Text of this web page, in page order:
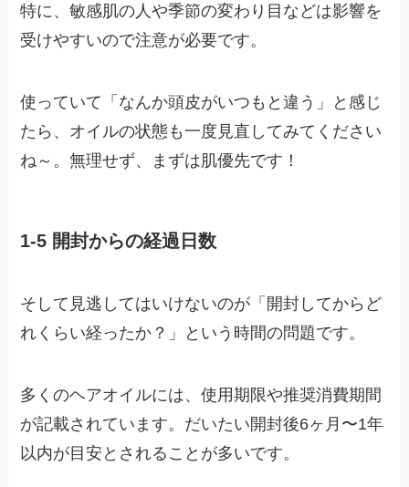
特に、敏感肌の人や季節の変わり目などは影響を
受けやすいので注意が必要です。
使っていて「なんか頭皮がいつもと違う」と感じ
たら、オイルの状態も一度見直してみてください
ね～。無理せず、まずは肌優先です！
1-5 開封からの経過日数
そして見逃してはいけないのが「開封してからど
れくらい経ったか？」という時間の問題です。
多くのヘアオイルには、使用期限や推奨消費期間
が記載されています。だいたい開封後6ヶ月〜1年
以内が目安とされることが多いです。